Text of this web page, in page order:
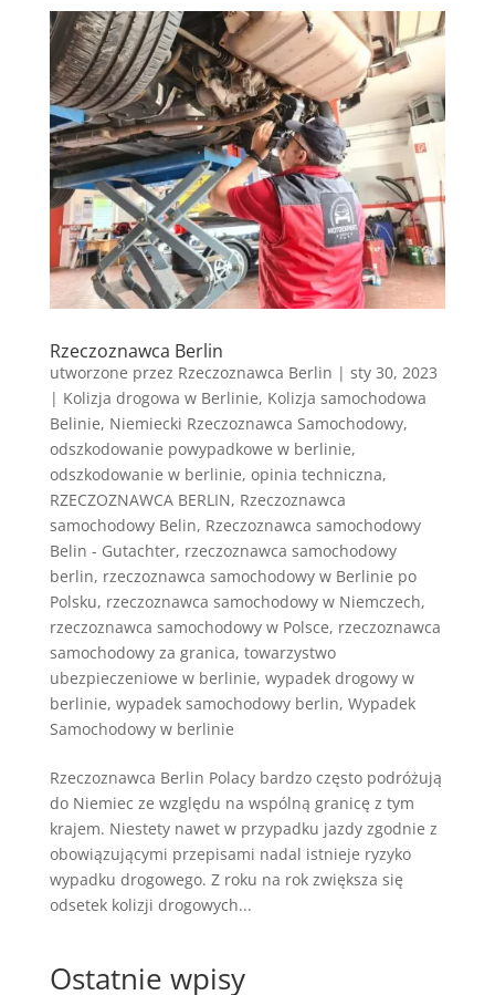
Rzeczoznawca Berlin
utworzone przez Rzeczoznawca Berlin | sty 30, 2023
| Kolizja drogowa w Berlinie, Kolizja samochodowa
Belinie, Niemiecki Rzeczoznawca Samochodowy,
odszkodowanie powypadkowe w berlinie,
odszkodowanie w berlinie, opinia techniczna,
RZECZOZNAWCA BERLIN, Rzeczoznawca
samochodowy Belin, Rzeczoznawca samochodowy
Belin - Gutachter, rzeczoznawca samochodowy
berlin, rzeczoznawca samochodowy w Berlinie po
Polsku, rzeczoznawca samochodowy w Niemczech,
rzeczoznawca samochodowy w Polsce, rzeczoznawca
samochodowy za granica, towarzystwo
ubezpieczeniowe w berlinie, wypadek drogowy w
berlinie, wypadek samochodowy berlin, Wypadek
Samochodowy w berlinie
Rzeczoznawca Berlin Polacy bardzo często podróżują
do Niemiec ze względu na wspólną granicę z tym
krajem. Niestety nawet w przypadku jazdy zgodnie z
obowiązującymi przepisami nadal istnieje ryzyko
wypadku drogowego. Z roku na rok zwiększa się
odsetek kolizji drogowych...
Ostatnie wpisy